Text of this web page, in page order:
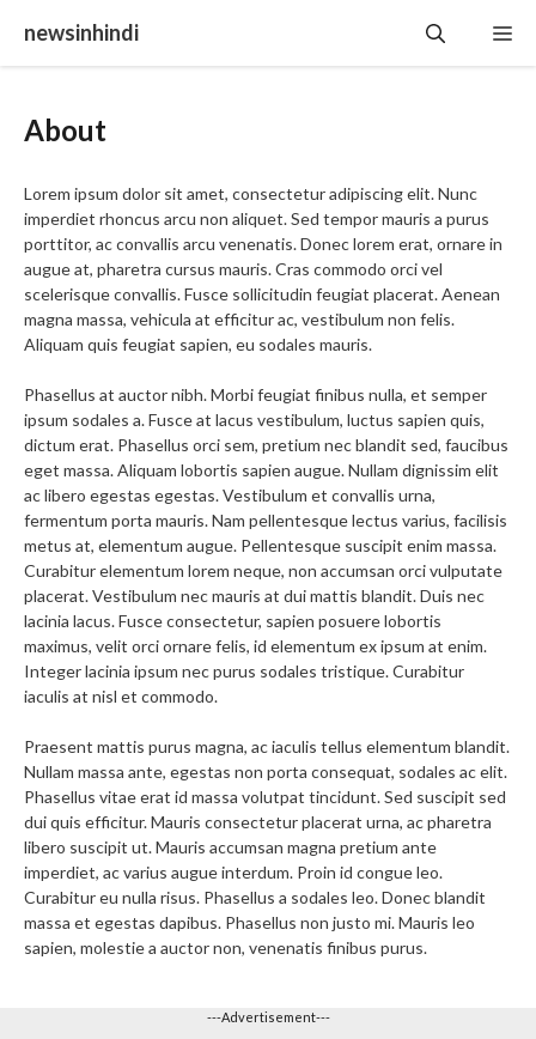
content
newsinhindi
About
Lorem ipsum dolor sit amet, consectetur adipiscing elit. Nunc
imperdiet rhoncus arcu non aliquet. Sed tempor mauris a purus
porttitor, ac convallis arcu venenatis. Donec lorem erat, ornare in
augue at, pharetra cursus mauris. Cras commodo orci vel
scelerisque convallis. Fusce sollicitudin feugiat placerat. Aenean
magna massa, vehicula at efficitur ac, vestibulum non felis.
Aliquam quis feugiat sapien, eu sodales mauris.
Phasellus at auctor nibh. Morbi feugiat finibus nulla, et semper
ipsum sodales a. Fusce at lacus vestibulum, luctus sapien quis,
dictum erat. Phasellus orci sem, pretium nec blandit sed, faucibus
eget massa. Aliquam lobortis sapien augue. Nullam dignissim elit
ac libero egestas egestas. Vestibulum et convallis urna,
fermentum porta mauris. Nam pellentesque lectus varius, facilisis
metus at, elementum augue. Pellentesque suscipit enim massa.
Curabitur elementum lorem neque, non accumsan orci vulputate
placerat. Vestibulum nec mauris at dui mattis blandit. Duis nec
lacinia lacus. Fusce consectetur, sapien posuere lobortis
maximus, velit orci ornare felis, id elementum ex ipsum at enim.
Integer lacinia ipsum nec purus sodales tristique. Curabitur
iaculis at nisl et commodo.
Praesent mattis purus magna, ac iaculis tellus elementum blandit.
Nullam massa ante, egestas non porta consequat, sodales ac elit.
Phasellus vitae erat id massa volutpat tincidunt. Sed suscipit sed
dui quis efficitur. Mauris consectetur placerat urna, ac pharetra
libero suscipit ut. Mauris accumsan magna pretium ante
imperdiet, ac varius augue interdum. Proin id congue leo.
Curabitur eu nulla risus. Phasellus a sodales leo. Donec blandit
massa et egestas dapibus. Phasellus non justo mi. Mauris leo
sapien, molestie a auctor non, venenatis finibus purus.
---Advertisement---